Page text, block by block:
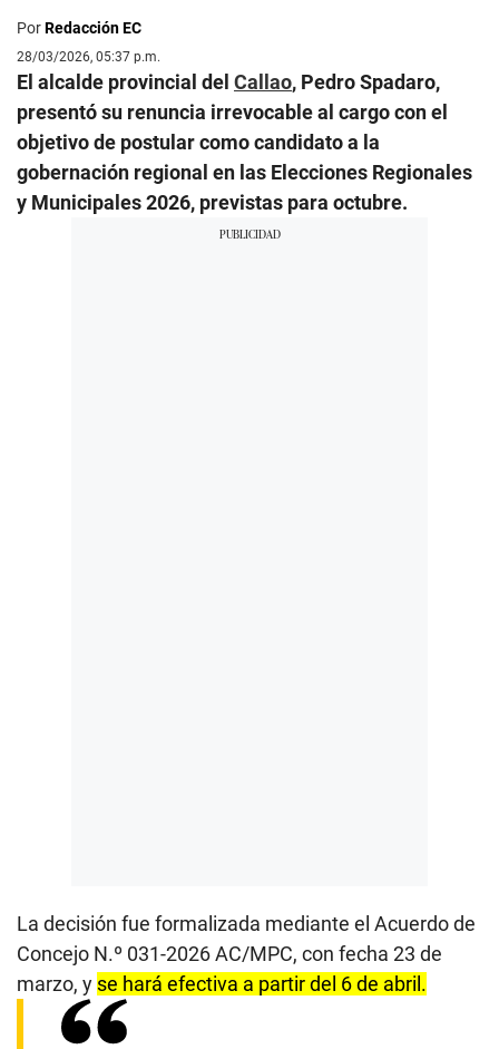
PorRedacción EC
28/03/2026, 05:37 p.m.
El alcalde provincial del Callao, Pedro Spadaro,
presentó su renuncia irrevocable al cargo con el
objetivo de postular como candidato a la
gobernación regional en las Elecciones Regionales
y Municipales 2026, previstas para octubre.
La decisión fue formalizada mediante el Acuerdo de
Concejo N.º 031-2026 AC/MPC, con fecha 23 de
marzo, y se hará efectiva a partir del 6 de abril.